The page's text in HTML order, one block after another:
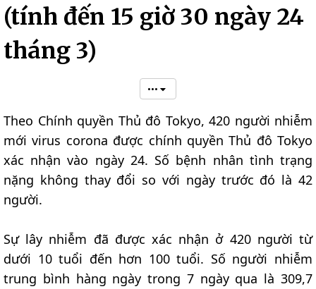
(tính đến 15 giờ 30 ngày 24
tháng 3)
•••
Theo Chính quyền Thủ đô Tokyo, 420 người nhiễm
mới virus corona được chính quyền Thủ đô Tokyo
xác nhận vào ngày 24. Số bệnh nhân tình trạng
nặng không thay đổi so với ngày trước đó là 42
người.
Sự lây nhiễm đã được xác nhận ở 420 người từ
dưới 10 tuổi đến hơn 100 tuổi. Số người nhiễm
trung bình hàng ngày trong 7 ngày qua là 309,7